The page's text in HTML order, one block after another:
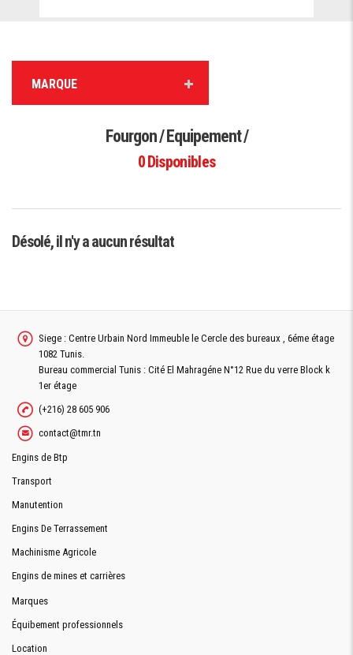
MARQUE
Fourgon / Equipement /
0Disponibles
Désolé, il n'y a aucun résultat
Siege : Centre Urbain Nord Immeuble le Cercle des bureaux , 6éme étage
1082 Tunis.
Bureau commercial Tunis : Cité El Mahragéne N°12 Rue du verre Block k
1er étage
(+216) 28 605 906
contact@tmr.tn
Engins de Btp
Transport
Manutention
Engins De Terrassement
Machinisme Agricole
Engins de mines et carrières
Marques
Équibement professionnels
Location